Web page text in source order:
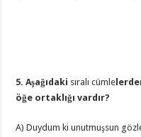
5. Aşağıdaki sıralı cümle
öğe ortaklığı vardır?
A) Duydum ki unutmuşsun